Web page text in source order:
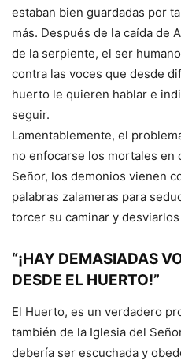
estaban bien guardadas por
más. Después de la caída de
de la serpiente, el ser
contra las voces que desde
huerto le quieren hablar e
seguir.
Lamentablemente, el
no enfocarse los mortales en
Señor, los demonios vienen
palabras zalameras para
torcer su caminar y
“¡HAY DEMASIADAS
DESDE EL HUERTO!”
El Huerto, es un verdadero
también de la Iglesia del
debería ser escuchada y